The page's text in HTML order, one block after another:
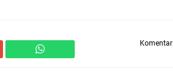
Komentar